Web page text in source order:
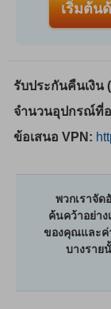
เริ่มต้น
รับประกันคืนเงิน
จำนวนอุปกรณ์ที่
ข้อเสนอ VPN:
พวกเราจั
ค้นคว้าอย่า
ของคุณและค่
บางราย